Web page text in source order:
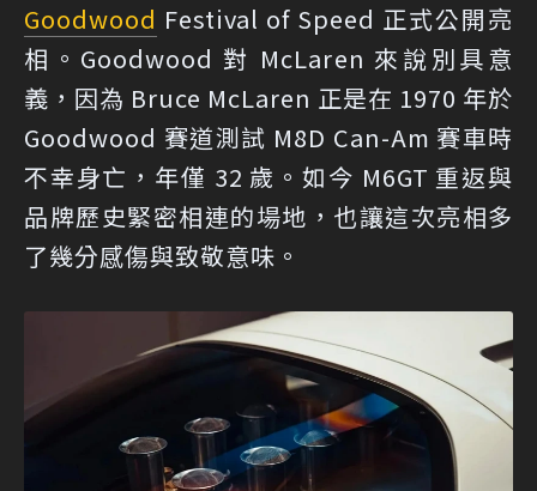
Goodwood Festival of Speed 正式公開亮
相。Goodwood 對 McLaren 來說別具意
義，因為 Bruce McLaren 正是在 1970 年於
Goodwood 賽道測試 M8D Can-Am 賽車時
不幸身亡，年僅 32 歲。如今 M6GT 重返與
品牌歷史緊密相連的場地，也讓這次亮相多
了幾分感傷與致敬意味。